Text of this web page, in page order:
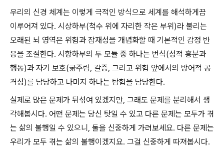
우리의 신경 체계는 이렇게 극적인 방식으로 세계를 해석하게끔
이루어져 있다. 시상하부(척수 위에 자리한 작은 부위)라 불리는
오래된 뇌 영역은 위험과 잠재성을 개념화할 때 기본적인 감정 반
응을 조절한다. 시항하부의 두 모듈 중 하나는 번식(성적 흥분과
행동)과 자기 보호(굶주림, 갈증, 그리고 위험 앞에서의 방어적 공
격성)를 담당하고 나머지 하나는 탐험을 담당한다.
실제로 많은 문제가 뒤섞여 있겠지만, 그래도 문제를 분리해서 생
각해봅시다. 어떤 문제는 당신 탓일 수 있고 다른 문제는 모두가 겪
는 삶의 불행일 수 있으니, 둘을 신중하게 가려보세요. 다른 문제는
우리가 모두 겪는 삶의 불행이겠지요. 그걸 신중하게 따져봅시다.